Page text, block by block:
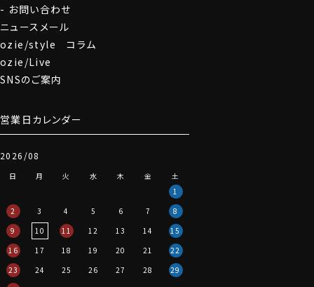
お問い合わせ
ニュースメール
ozie/style コラム
ozie/Live
SNSのご案内
営業日カレンダー
2026/08
日 月 火 水 木 金
土
1
2
3 4 5 6 7
8
9
10 11 12 13 14
15
16
17 18 19 20 21
22
23
24 25 26 27 28
29